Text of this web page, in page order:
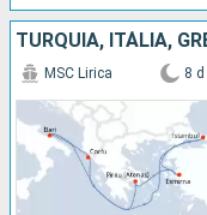
TURQUIA, ITÁLIA,
MSC Lirica 8 d